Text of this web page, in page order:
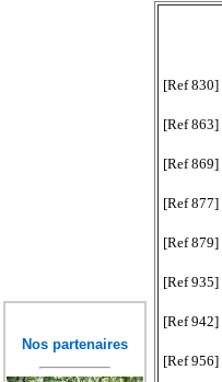
Nos partenaires
[Ref 830]
[Ref 863]
[Ref 869]
[Ref 877]
[Ref 879]
[Ref 935]
[Ref 942]
[Ref 956]